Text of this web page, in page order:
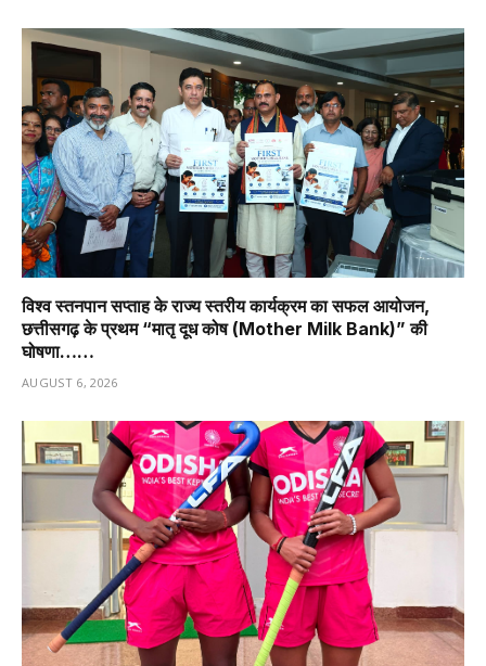
विश्व स्तनपान सप्ताह के राज्य स्तरीय कार्यक्रम का सफल आयोजन,
छत्तीसगढ़ के प्रथम “मातृ दूध कोष (Mother Milk Bank)” की
घोषणा……
AUGUST 6, 2026